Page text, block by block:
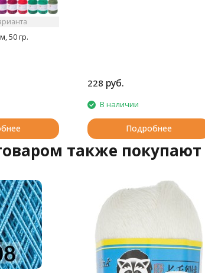
50 гр.
228 руб.
В наличии
Подробнее
также покупают